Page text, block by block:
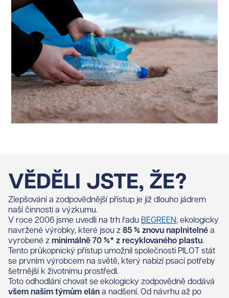
VĚDĚLI JSTE, ŽE?
Zlepšování a zodpovědnější přístup je již dlouho jádrem
naší činnosti a výzkumu.
V roce 2006 jsme uvedli na trh řadu BEGREEN, ekologicky
navržené výrobky, které jsou z 85 % znovu naplnitelné a
vyrobené z minimálně 70 %* z recyklovaného plastu.
Tento průkopnický přístup umožnil společnosti PILOT stát
se prvním výrobcem na světě, který nabízí psací potřeby
šetrnější k životnímu prostředí.
Toto odhodlání chovat se ekologicky zodpovědně dodává
všem našim týmům elán a nadšení. Od návrhu až po